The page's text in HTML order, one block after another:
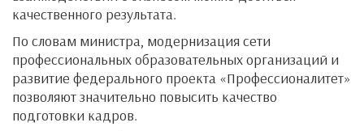
качественного результата.
По словам министра, модернизация сети
профессиональных образовательных организаций и
развитие федерального проекта «Профессионалитет»
позволяют значительно повысить качество
подготовки кадров.